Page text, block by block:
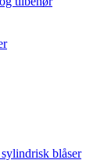
blåser